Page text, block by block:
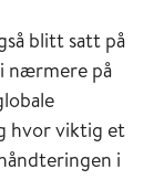
blitt satt på
nærmere på
hvor viktig et
i